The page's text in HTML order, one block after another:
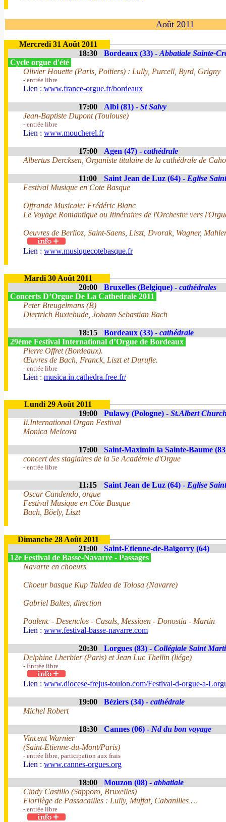
Août 2011
Mercredi 31 Août 2011
18:30
Bordeaux (33) - Abbatiale Sainte-
Cycle orgue d'été
Olivier Houette (Paris, Poitiers) : Lully, Purcell, Byrd, Grigny
- entrée libre
Lien : www.france-orgue.fr/bordeaux
17:00 Albi (81) - St Salvy
Jean-Baptiste Dupont (Toulouse)
- entrée libre
Lien : www.moucherel.fr
17:00 Agen (47) - cathédrale
Albertus Dercksen, Organiste titulaire de la cathédrale de
11:00 Saint Jean de Luz (64) - Eglise
Festival Musique en Cote Basque
Offrande Musicale: Frédéric Blanc
Le Voyage Romantique ou Itinéraires de l'Orchestre vers
Oeuvres de Berlioz, Saint-Saens, Liszt, Dvorak, Wagner,
Lien : www.musiquecotebasque.fr
Mardi 30 Août 2011
20:00
Bruxelles (Belgique) - cathédrales
Concerts D’Orgue De La Cathedrale 2011
Peter Breugelmans (B)
Diertrich Buxtehude, Johann Sebastian Bach
18:15 Bordeaux (33) - cathédrale
29ème Festival International d’Orgue de Bordeaux
Pierre Offret (Bordeaux).
Œuvres de Bach, Franck, Liszt et Durufle.
- entrée libre
Lien : musica.in.cathedra.free.fr/
Lundi 29 Août 2011
19:00
Pulawy (Pologne) - St.Albert
Ii.International Organ Festival
Monica Melcova
17:00
Saint-Maximin la Sainte-Baume
concert des stagiaires de la 5e Académie d'Orgue
- entrée libre
11:15 Saint Jean de Luz (64) - Eglise
Oscar Candendo, orgue
Festival Musique en Côte Basque
Bach, Böely, Liszt
Dimanche 28 Août 2011
21:00
Saint-Etienne-de-Baïgorry (64)
12e Festival de Basse-Navarre - Passages
Navarre en choeurs
Choeur basque Kup Taldea de Tolosa (Navarre)
Gabriel Baltes, direction
Poulenc - Desenclos - Casals, Messiaen - Donostia - Martin
Lien : www.festival-basse-navarre.com
20:30 Lorgues (83) - Collégiale Saint
Delphine Lherbier (Paris) et Jean Luc Thellin (liége)
- Entrée libre
Lien : www.diocese-frejus-toulon.com/Festival-d-orgue-a-
19:00 Béziers (34) - cathédrale
Michel Robert
18:30 Cannes (06) - Nd du bon voyage
Vincent Warnier
(Saint-Etienne-du-Mont/Paris)
- entrée libre, participation aux frais
Lien : www.cannes-orgues.org
18:00 Mouzon (08) - abbatiale
Cindy Castillo (Sapporo, Bruxelles)
Florilège de Passacailles : Lully, Muffat, Cabanilles …
- entrée libre